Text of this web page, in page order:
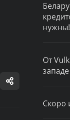
нужны!
От
Скоро